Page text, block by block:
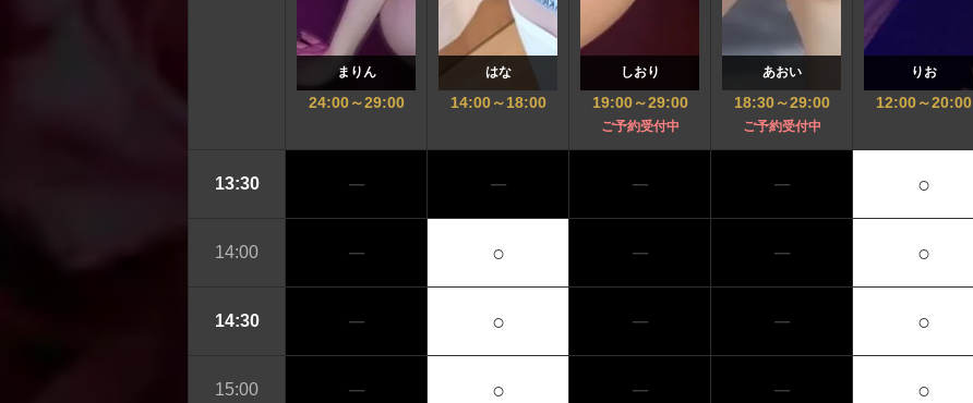
まりん
24:00～29:00
はな
14:00～18:00
しおり
19:00～29:00
ご予約受付中
あおい
18:30～29:00
ご予約受付中
りお
12:00～20:00
13:30 ─ ─ ─ ─ ○
14:00 ─ ○ ─ ─ ○
14:30 ─ ○ ─ ─ ○
15:00 ─ ○ ─ ─ ○